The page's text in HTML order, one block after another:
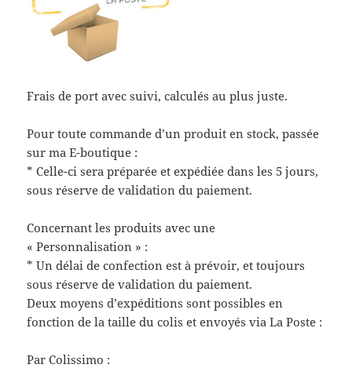
Frais de port avec suivi, calculés au plus juste.
Pour toute commande d’un produit en stock, passée
sur ma E-boutique :
* Celle-ci sera préparée et expédiée dans les 5 jours,
sous réserve de validation du paiement.
Concernant les produits avec une
« Personnalisation » :
* Un délai de confection est à prévoir, et toujours
sous réserve de validation du paiement.
Deux moyens d’expéditions sont possibles en
fonction de la taille du colis et envoyés via La Poste :
Par Colissimo :